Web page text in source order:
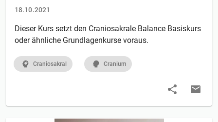
18.10.2021
Dieser Kurs setzt den Craniosakrale Balance Basiskurs
oder ähnliche Grundlagenkurse voraus.
Craniosakral Cranium